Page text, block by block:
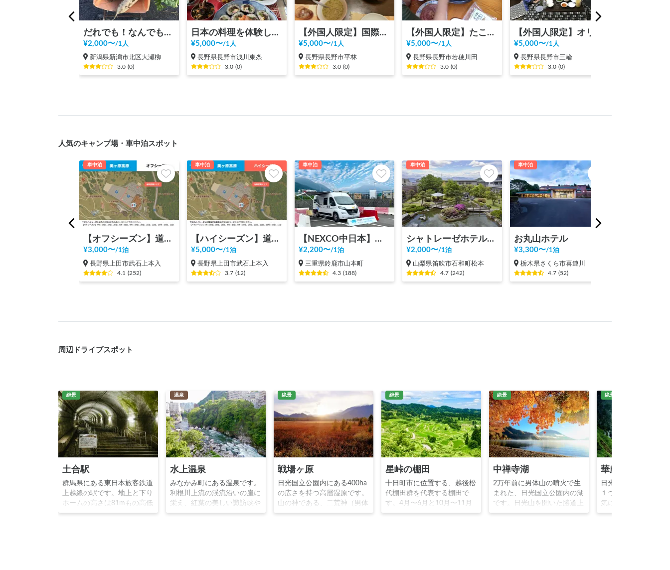
だれでも！なんでも！農家体験👨‍🌾
¥2,000〜/1人
新潟県新潟市北区大瀬柳
3.0 (0)
日本の料理を体験しよう
¥5,000〜/1人
長野県長野市浅川東条
3.0 (0)
【外国人限定】国際交流ホームビジット
¥5,000〜/1人
長野県長野市平林
3.0 (0)
【外国人限定】たこ焼きパーティー
¥5,000〜/1人
長野県長野市若穂川田
3.0 (0)
¥5,000〜/1人
長野県長野市三輪
3.0 (0)
人気のキャンプ場・車中泊スポット
車中泊
【オフシーズン】道の駅 美ヶ原高原
¥3,000〜/1泊
長野県上田市武石上本入
4.1 (252)
車中泊
【ハイシーズン】道の駅 美ヶ原高原
¥5,000〜/1泊
長野県上田市武石上本入
3.7 (12)
車中泊
【NEXCO中日本】新名神 鈴鹿PA（上り）RVステーション鈴鹿※電源付き！
¥2,200〜/1泊
三重県鈴鹿市山本町
4.3 (188)
車中泊
シャトレーゼホテル石和
¥2,000〜/1泊
山梨県笛吹市石和町松本
4.7 (242)
車中泊
お丸山ホテル
¥3,300〜/1泊
栃木県さくら市喜連川
4.7 (52)
周辺ドライブスポット
絶景
土合駅
群馬県にある東日本旅客鉄道
上越線の駅です。地上と下り
ホームの高さは81mもの高低
差があり、地上に出るには長
温泉
水上温泉
みなかみ町にある温泉です。
利根川上流の渓流沿いの崖に
栄え、紅葉の美しい諏訪峡や
水上峡に囲まれています。温
絶景
戦場ヶ原
日光国立公園内にある400ha
の広さを持つ高層湿原です。
山の神である、二荒神（男体
山）と赤城神（赤城神）がそ
絶景
星峠の棚田
十日町市に位置する、越後松
代棚田群を代表する棚田で
す。4月〜6月と10月〜11月
が水鏡のシーズンで、水田が
絶景
中禅寺湖
2万年前に男体山の噴火で生
まれた、日光国立公園内の湖
です。日光山を開いた勝道上
人という僧侶が発見し、かつ
絶景
華厳滝
日光市にある日本三
１つです。落差97m
気に流れ落ちる様は
観瀑台からは滝壷を